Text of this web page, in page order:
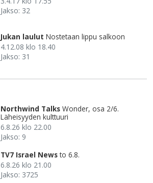
Jakso: 32
Jukan laulut Nostetaan lippu salkoon
4.12.08 klo 18.40
Jakso: 31
Northwind Talks Wonder, osa 2/6.
Läheisyyden kulttuuri
6.8.26 klo 22.00
Jakso: 9
TV7 Israel News to 6.8.
6.8.26 klo 21.00
Jakso: 3725